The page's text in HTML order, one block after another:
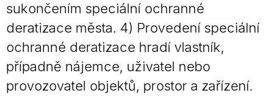
sukončením speciální ochranné
deratizace města. 4) Provedení speciální
ochranné deratizace hradí vlastník,
případně nájemce, uživatel nebo
provozovatel objektů, prostor a zařízení.